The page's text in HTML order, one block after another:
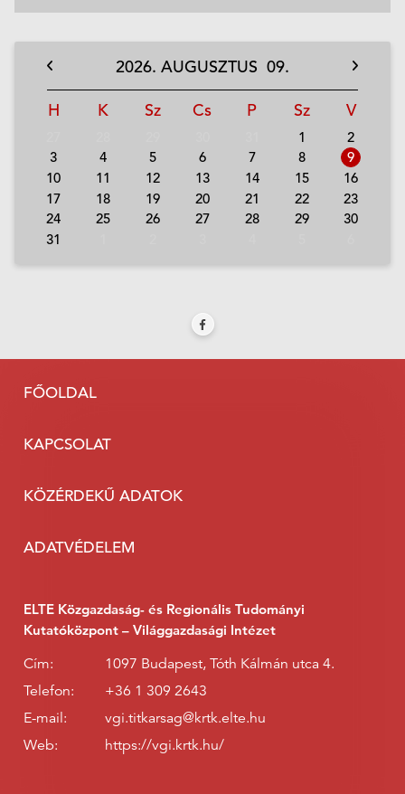
2026. AUGUSZTUS 09.
H K Sz Cs P Sz V
1
2
3
4 5 6 7 8
9
10
11 12 13 14 15
16
17
18 19 20 21 22
23
24
25 26 27 28 29
30
31
FŐOLDAL
KAPCSOLAT
KÖZÉRDEKŰ ADATOK
ADATVÉDELEM
ELTE Közgazdaság- és Regionális Tudományi
Kutatóközpont – Világgazdasági Intézet
Cím:
1097 Budapest, Tóth Kálmán utca 4.
Telefon:
+36 1 309 2643
E-mail:
vgi.titkarsag@krtk.elte.hu
Web:
https://vgi.krtk.hu/